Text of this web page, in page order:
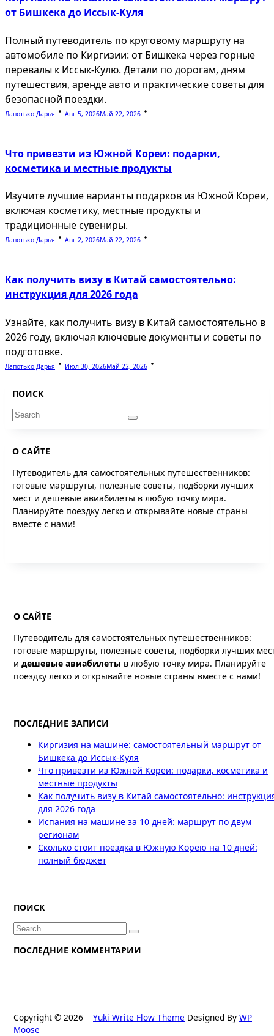
от Бишкека до Иссык-Куля
Полный путеводитель по круговому маршруту на
автомобиле по Киргизии: от Бишкека через горные
перевалы к Иссык-Кулю. Детали по дорогам, дням
путешествия, аренде авто и практические советы для
безопасной поездки.
Лапотько Дарья Авг 5, 2026Май 22, 2026
Что привезти из Южной Кореи: подарки,
косметика и местные продукты
Изучите лучшие варианты подарков из Южной Кореи,
включая косметику, местные продукты и
традиционные сувениры.
Лапотько Дарья Авг 2, 2026Май 22, 2026
Как получить визу в Китай самостоятельно:
инструкция для 2026 года
Узнайте, как получить визу в Китай самостоятельно в
2026 году, включая ключевые документы и советы по
подготовке.
Лапотько Дарья Июл 30, 2026Май 22, 2026
ПОИСК
Search
О САЙТЕ
Путеводитель для самостоятельных путешественников:
готовые маршруты, полезные советы, подборки лучших
мест и дешевые авиабилеты в любую точку мира.
Планируйте поездку легко и открывайте новые страны
вместе с нами!
О САЙТЕ
Путеводитель для самостоятельных путешественников:
готовые маршруты, полезные советы, подборки лучших
и дешевые авиабилеты в любую точку мира. Планируйте
поездку легко и открывайте новые страны вместе с нами!
ПОСЛЕДНИЕ ЗАПИСИ
Киргизия на машине: самостоятельный маршрут от
Бишкека до Иссык-Куля
Что привезти из Южной Кореи: подарки, косметика и
местные продукты
Как получить визу в Китай самостоятельно:
для 2026 года
Испания на машине за 10 дней: маршрут по двум
регионам
Сколько стоит поездка в Южную Корею на 10 дней:
полный бюджет
ПОИСК
Search
ПОСЛЕДНИЕ КОММЕНТАРИИ
Copyright © 2026 Yuki Write Flow Theme Designed By WP
Moose